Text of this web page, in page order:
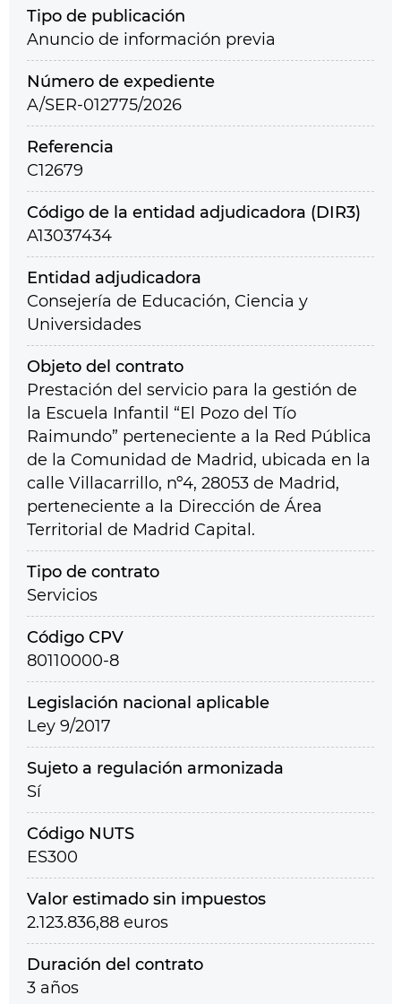
Tipo de publicación
Anuncio de información previa
Número de expediente
A/SER-012775/2026
Referencia
C12679
Código de la entidad adjudicadora (DIR3)
A13037434
Entidad adjudicadora
Consejería de Educación, Ciencia y
Universidades
Objeto del contrato
Prestación del servicio para la gestión de
la Escuela Infantil “El Pozo del Tío
Raimundo” perteneciente a la Red Pública
de la Comunidad de Madrid, ubicada en la
calle Villacarrillo, nº4, 28053 de Madrid,
perteneciente a la Dirección de Área
Territorial de Madrid Capital.
Tipo de contrato
Servicios
Código CPV
80110000-8
Legislación nacional aplicable
Ley 9/2017
Sujeto a regulación armonizada
Sí
Código NUTS
ES300
Valor estimado sin impuestos
2.123.836,88 euros
Duración del contrato
3 años